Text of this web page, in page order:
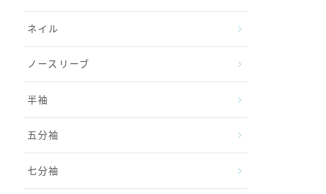
ネイル
ノースリーブ
半袖
五分袖
七分袖